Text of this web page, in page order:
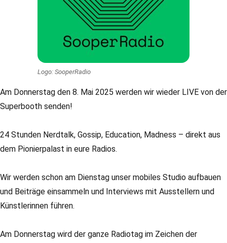
Logo: SooperRadio
Am Donnerstag den 8. Mai 2025 werden wir wieder LIVE von der
Superbooth senden!
24 Stunden Nerdtalk, Gossip, Education, Madness – direkt aus
dem Pionierpalast in eure Radios.
Wir werden schon am Dienstag unser mobiles Studio aufbauen
und Beiträge einsammeln und Interviews mit Ausstellern und
Künstlerinnen führen.
Am Donnerstag wird der ganze Radiotag im Zeichen der